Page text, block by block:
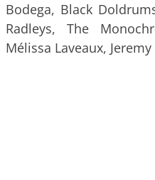
Bodega, Black
Radleys, The
Mélissa Laveaux,